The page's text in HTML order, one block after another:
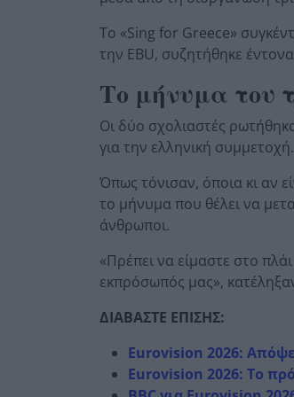
Το «Sing for Greece»
την EBU, συζητήθηκε
Το μήνυμα του
Οι δύο σχολιαστές
για την ελληνική συμμετοχή.
Όπως τόνισαν, όποια κι αν
το μήνυμα που θέλει να
άνθρωποι.
«Πρέπει να είμαστε στο
εκπρόσωπός μας»,
ΔΙΑΒΑΣΤΕ ΕΠΙΣΗΣ:
Eurovision 2026:
Eurovision 2026: Το